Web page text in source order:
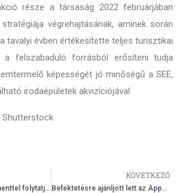
része a társaság 2022 februárjában
végrehajtásának, aminek során
tavalyi évben értékesítette teljes turisztikai
a felszabaduló forrásból erősíteni tudja
képességét jó minőségű a SEE,
irodaépületek akvizíciójával.
Shutterstock
Megújult menedzsmenttel folytatja üzleti stratégiája megvalósítását az Appeninn Holding Nyrt.
KÖVETKEZŐ
Befektetésre ajánljott lett az Appeninn a Scope Ratingsnél